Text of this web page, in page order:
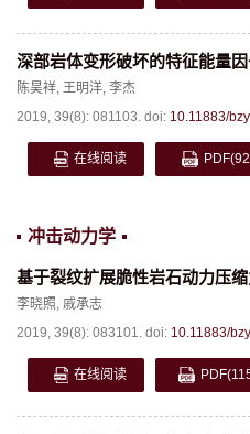
深部岩体变形破坏的特征能量
陈昊祥, 王明洋, 李杰
2019, 39(8): 081103. doi: 10.11883/
在线阅读 PDF
冲击动力学
基于裂纹扩展脆性岩石动力压
李晓照, 戚承志
2019, 39(8): 083101. doi: 10.11883/
在线阅读 PDF